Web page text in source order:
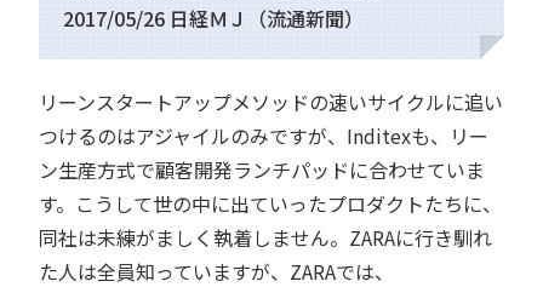
2017/05/26 日経ＭＪ（流通新聞）
リーンスタートアップメソッドの速いサイクルに追い
つけるのはアジャイルのみですが、Inditexも、リー
ン生産方式で顧客開発ランチパッドに合わせていま
す。こうして世の中に出ていったプロダクトたちに、
同社は未練がましく執着しません。ZARAに行き馴れ
た人は全員知っていますが、ZARAでは、